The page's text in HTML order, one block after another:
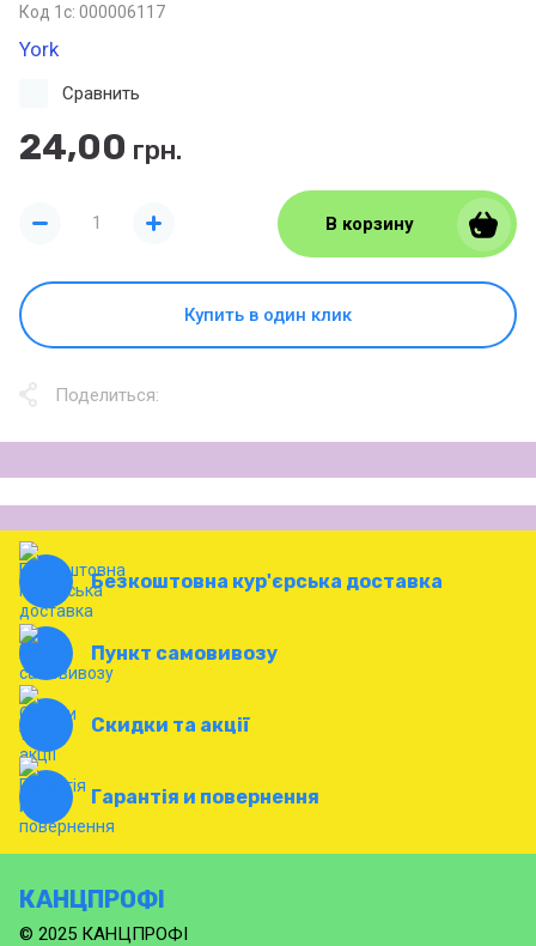
Код 1с: 000006117
York
24,00 грн.
Сравнить
В корзину
Купить в один клик
Поделиться:
Безкоштовна кур'єрська доставка
Пункт самовивозу
Скидки та акції
Гарантія и повернення
КАНЦПРОФІ
© 2025 КАНЦПРОФІ